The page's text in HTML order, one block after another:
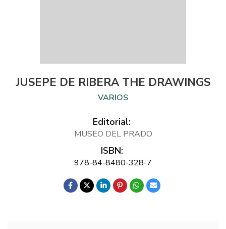
JUSEPE DE RIBERA THE DRAWINGS
VARIOS
Editorial:
MUSEO DEL PRADO
ISBN:
978-84-8480-328-7